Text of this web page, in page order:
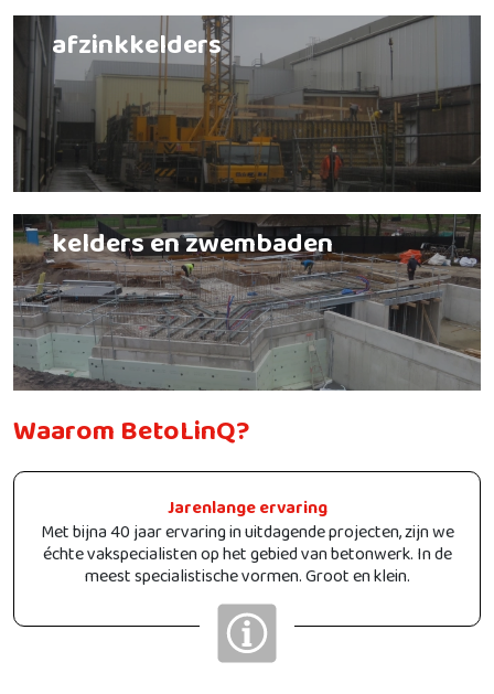
afzinkkelders
kelders en zwembaden
Waarom BetoLinQ?
Jarenlange ervaring
Met bijna 40 jaar ervaring in uitdagende projecten, zijn we
échte vakspecialisten op het gebied van betonwerk. In de
meest specialistische vormen. Groot en klein.